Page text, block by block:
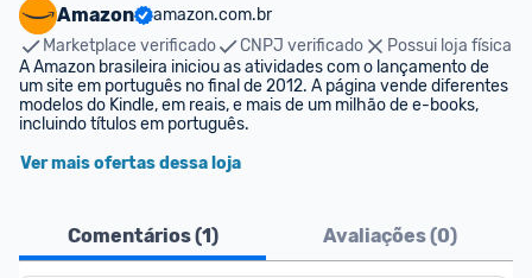
Amazon
amazon.com.br
Marketplace verificado
CNPJ verificado
Possui loja física
A Amazon brasileira iniciou as atividades com o lançamento de
um site em português no final de 2012. A página vende diferentes
modelos do Kindle, em reais, e mais de um milhão de e-books,
incluindo títulos em português.
Ver mais ofertas dessa loja
Comentários (1) Avaliações (0)